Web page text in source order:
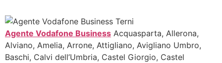
Agente Vodafone Business Acquasparta, Allerona,
Alviano, Amelia, Arrone, Attigliano, Avigliano Umbro,
Baschi, Calvi dell’Umbria, Castel Giorgio, Castel